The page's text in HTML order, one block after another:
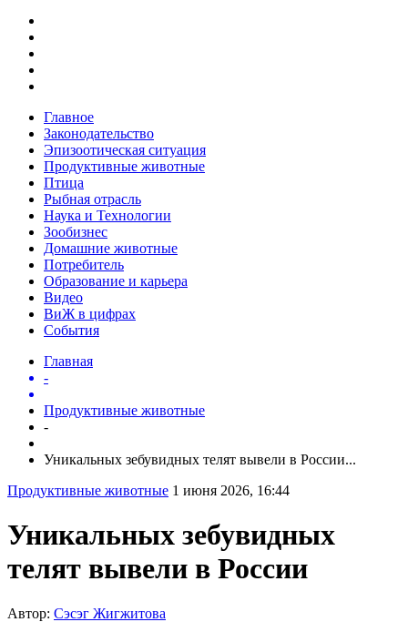
Главное
Законодательство
Эпизоотическая ситуация
Продуктивные животные
Птица
Рыбная отрасль
Наука и Технологии
Зообизнес
Домашние животные
Потребитель
Образование и карьера
Видео
ВиЖ в цифрах
События
Главная
-
Продуктивные животные
-
Уникальных зебувидных телят вывели в России...
Продуктивные животные 1 июня 2026, 16:44
Уникальных зебувидных
телят вывели в России
Автор: Сэсэг Жигжитова